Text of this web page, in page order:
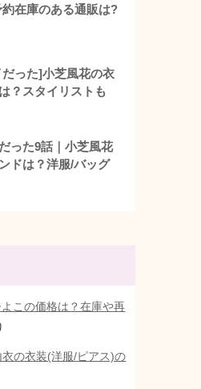
在庫のある通販は?
った]小芝風花の衣
？スタイリストも
った9話｜小芝風花
ドは？洋服/バッグ
この価格は？在庫や再
の衣装(洋服/ピアス)の